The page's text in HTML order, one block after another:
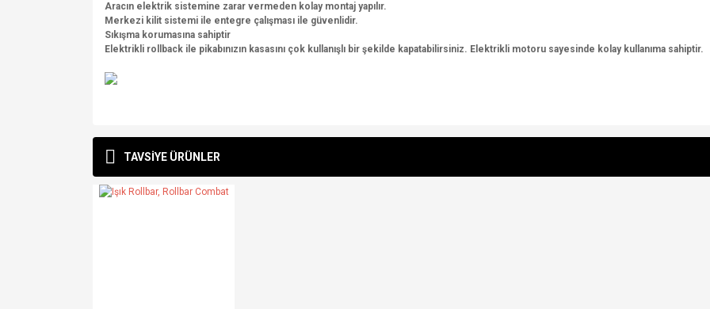
Aracın elektrik sistemine zarar vermeden kolay montaj yapılır.
Merkezi kilit sistemi ile entegre çalışması ile güvenlidir.
Sıkışma korumasına sahiptir
Elektrikli rollback ile pikabınızın kasasını çok kullanışlı bir şekilde kapatabilirsiniz. Elektrikli motoru sayesinde kolay kullanıma sahiptir.
Ürün resmi kalitesiz, bozuk veya görüntülenemiyor.
TAVSİYE ÜRÜNLER